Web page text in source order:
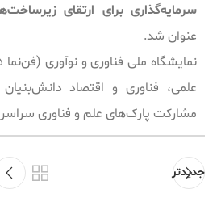
سرمایه‌گذاری برای ارتقای
عنوان شد.
علمی، فناوری و اقتصاد
مشارکت پارک‌های علم و فناوری سراسر
جدیدتر